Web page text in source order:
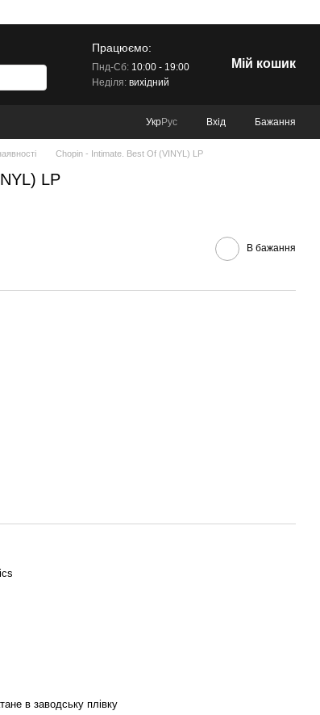
Працюємо:
Пнд-Сб:10:00 - 19:00
Неділя:вихідний
Мій кошик
УкрРус Вхід Бажання
Chopin - Intimate. Best Of (VINYL) LP
LP
В бажання
в заводську плівку